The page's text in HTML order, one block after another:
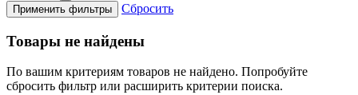
Применить фильтры Сбросить
Товары не найдены
По вашим критериям товаров не найдено. Попробуйте
сбросить фильтр или расширить критерии поиска.